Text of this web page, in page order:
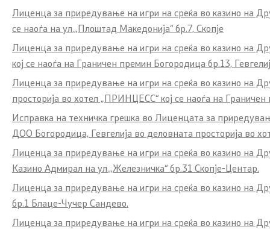
Лиценца за приредување на игри на среќа во казино на
се наоѓа на ул.„Плоштад Македонија“ бр.7, Скопје
Лиценца за приредување на игри на среќа во казино на
кој се наоѓа на Граничен премин Богородица бр.13,
Лиценца за приредување на игри на среќа во казино на
просторија во хотел „ПРИНЦЕСС“ кој се наоѓа на
Исправка на техничка грешка во Лиценцата за
ДОО Богородица, Гевгелија во деловната просторија во
Лиценца за приредување на игри на среќа во казино на
Казино Адмирал на ул.„Железничка“ бр.31 Скопје-Центар.
Лиценца за приредување на игри на среќа во казино на
бр.1 Блаце-Чучер Сандево.
Лиценца за приредување на игри на среќа во казино на